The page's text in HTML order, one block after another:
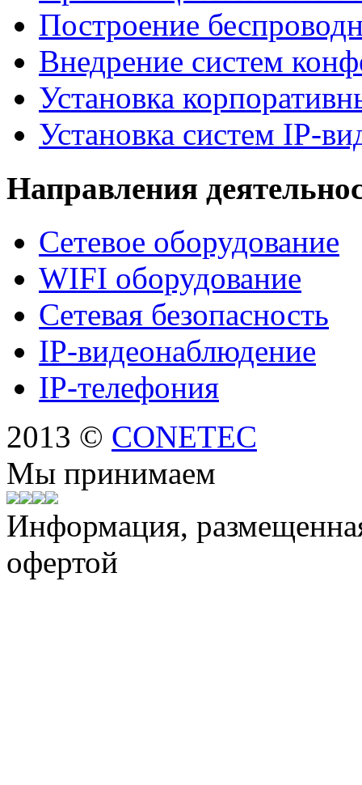
Построение
Внедрение систем
Установка
Установка систем IP-
Направления
Сетевое оборудование
WIFI оборудование
Сетевая безопасность
IP-видеонаблюдение
IP-телефония
2013 © CONETEC
Мы принимаем
Информация,
офертой